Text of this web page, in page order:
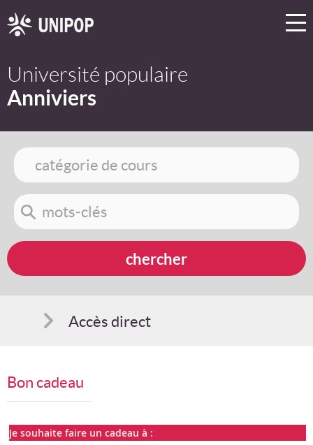
Université populaire
Anniviers
Accès direct
Suggestions
Bon cadeau
Bon cadeau
Je souhaite faire un cadeau à :